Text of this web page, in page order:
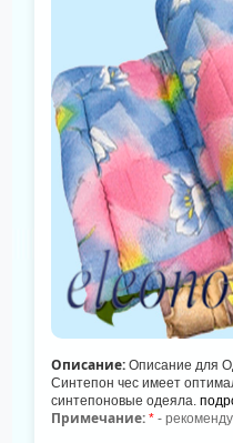
Описание: Описание для
Синтепон чес имеет
синтепоновые одеяла.
Примечание: * -